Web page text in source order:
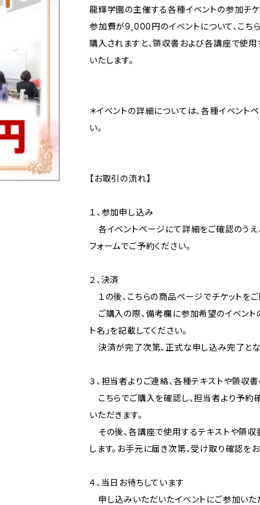
龍輝学園の主催する各種イベントの参加チケ
参加費が9,000円のイベントについて、こち
購入されますと、領収書および各講座で使
いたします。
＊イベントの詳細については、各種イベント
い。
【お取引の流れ】
１、参加申し込み
各イベントページにて詳細をご確認のうえ
フォームでご予約ください。
２、決済
１の後、こちらの商品ページでチケットをご
ご購入の際、備考欄に参加希望のイベントの
ト名」を記載してください。
決済が完了次第、正式な申し込み完了とな
３、担当者よりご連絡、各種テキストや領収
こちらでご購入を確認し、担当者より予約
いただきます。
その後、各講座で使用するテキストや領
します。お手元に届き次第、受け取り確認をお
４、当日お待ちしています
申し込みいただいたイベントにご参加いた